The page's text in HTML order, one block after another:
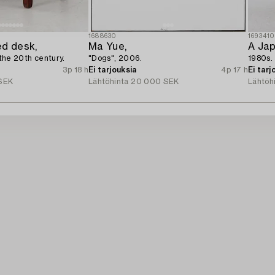
desk,
20th century.
3p 18 h
1688630
Ma Yue,
"Dogs", 2006.
Ei tarjouksia
4p 17 h
Lähtöhinta 20 000 SEK
1693410
A
1980s.
Ei